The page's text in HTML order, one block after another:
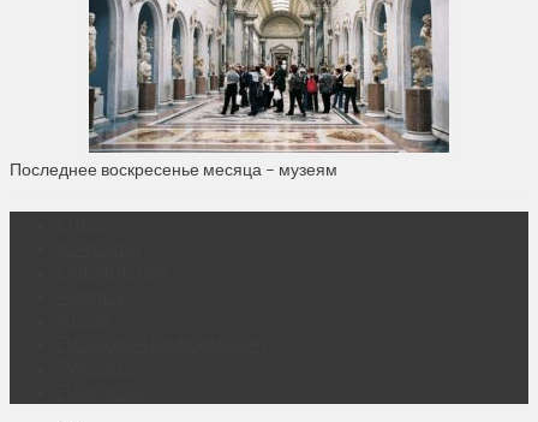
Последнее воскресенье месяца – музеям